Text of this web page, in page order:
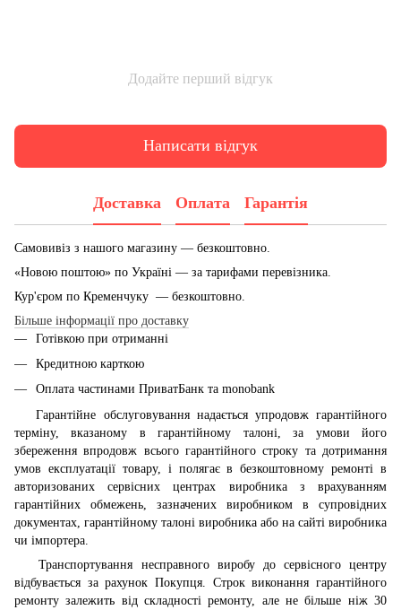
Додайте перший відгук
Написати відгук
Доставка Оплата Гарантія
Самовивіз з нашого магазину — безкоштовно.
«Новою поштою» по Україні — за тарифами перевізника.
Кур'єром по Кременчуку — безкоштовно.
Більше інформації про доставку
Готівкою при отриманні
Кредитною карткою
Оплата частинами ПриватБанк та monobank
Гарантійне обслуговування надається упродовж гарантійного
терміну, вказаному в гарантійному талоні, за умови його
збереження впродовж всього гарантійного строку та дотримання
умов експлуатації товару, і полягає в безкоштовному ремонті в
авторизованих сервісних центрах виробника з врахуванням
гарантійних обмежень, зазначених виробником в супровідних
документах, гарантійному талоні виробника або на сайті виробника
чи імпортера.
Транспортування несправного виробу до сервісного центру
відбувається за рахунок Покупця. Строк виконання гарантійного
ремонту залежить від складності ремонту, але не більше ніж 30